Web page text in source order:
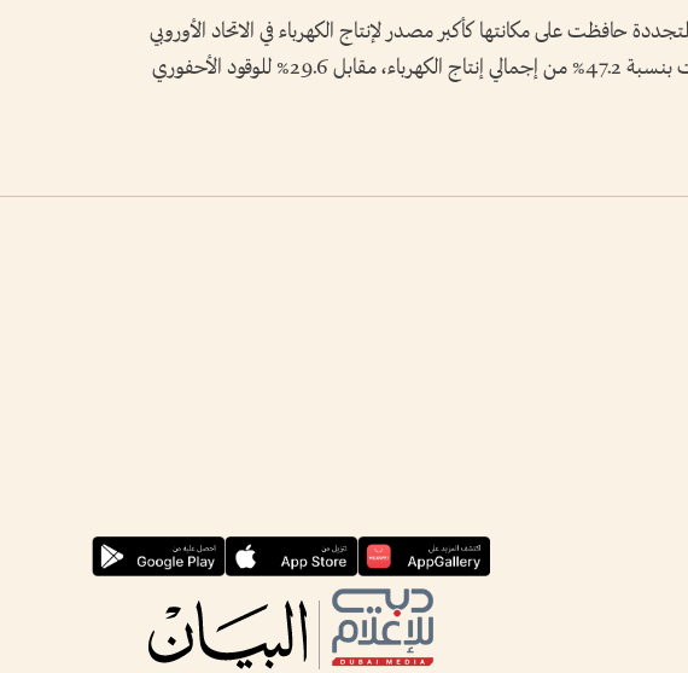
حافظت على مكانتها كأكبر مصدر لإنتاج الكهرباء في الاتحاد الأوروبي
خلال عام 2025، إذ ساهمت بنسبة 47.2% من إجمالي إنتاج الكهرباء، مقابل 29.6% للوقود الأحفوري